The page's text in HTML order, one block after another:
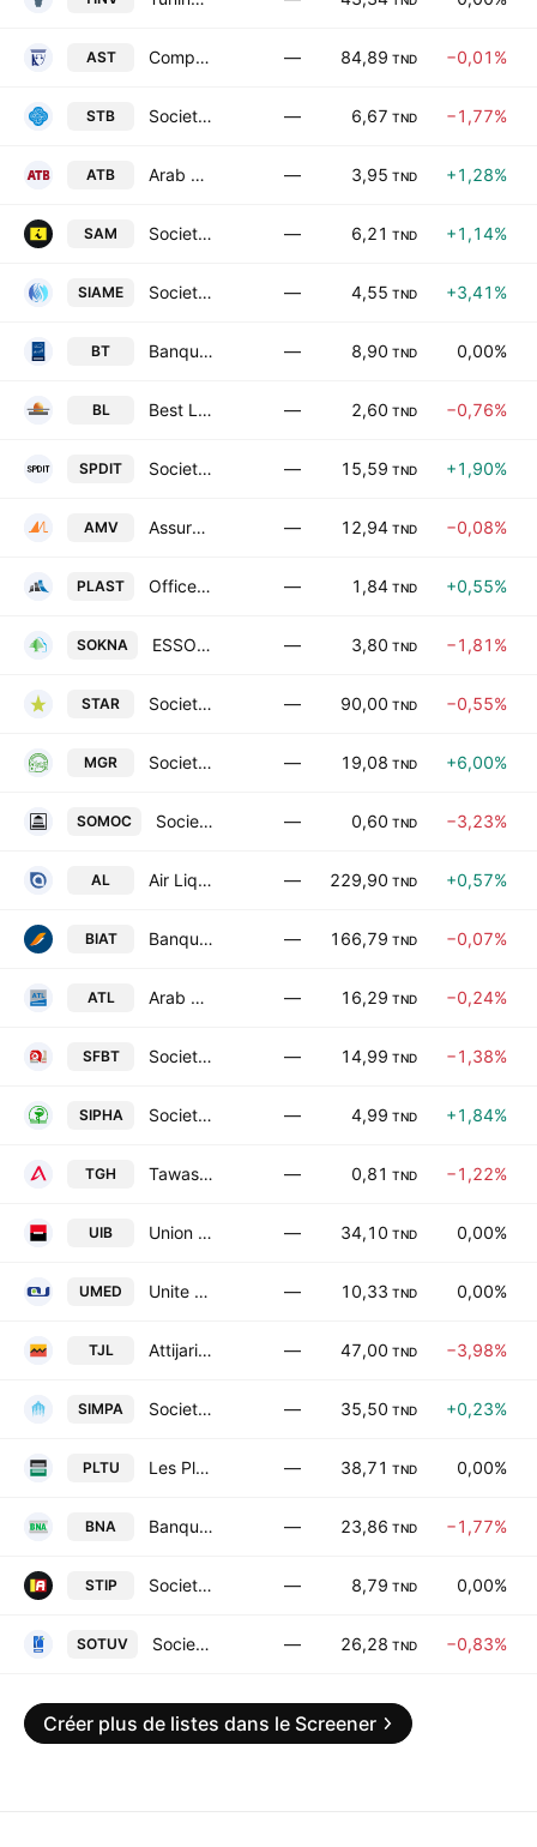
AST Compagnie d'Assurances & de Reassurances SA — 84,89 TND −0,01%
STB Societe Tunisienne de Banque — 6,67 TND −1,77%
ATB Arab Tunisian Bank SA — 3,95 TND +1,28%
SAM Societe Atelier du Meuble Interieurs SA — 6,21 TND +1,14%
SIAME Societe Industrielle d'Appareillage et de Materiels Electriques SA — 4,55 TND +3,41%
BT Banque de Tunisie SA — 8,90 TND 0,00%
BL Best Lease — 2,60 TND −0,76%
SPDIT Societe de Placements et de Developpement Industriel et Touristique SA — 15,59 TND +1,90%
AMV Assurances Maghrebia Vie — 12,94 TND −0,08%
PLAST Office Plast SA — 1,84 TND +0,55%
SOKNA ESSOUKNA Societe Anonyme — 3,80 TND −1,81%
STAR Societe Tunisienne d'Assurances et de Reassurances — 90,00 TND −0,55%
MGR Societe Tunisienne des Marches de Gros SA — 19,08 TND +6,00%
SOMOC Societe moderne de ceramique SA — 0,60 TND −3,23%
AL Air Liquide Tunisie SA — 229,90 TND +0,57%
BIAT Banque Internationale Arabe de Tunisie SA — 166,79 TND −0,07%
ATL Arab Tunisian Lease SA — 16,29 TND −0,24%
SFBT Societe de Fabrication des Boissons de Tunisie SA — 14,99 TND −1,38%
SIPHA Societe des Industries Pharmaceutiques de Tunisie SA — 4,99 TND +1,84%
TGH Tawasol Group Holding SA — 0,81 TND −1,22%
UIB Union Internationale de Banques — 34,10 TND 0,00%
UMED Unite de Fabrication de Medicaments — 10,33 TND 0,00%
TJL Attijari Leasing SA — 47,00 TND −3,98%
SIMPA Societe Immobiliere et de participations SA — 35,50 TND +0,23%
PLTU Les Placements de Tunisie-SICAF SA — 38,71 TND 0,00%
BNA Banque Nationale Agricole — 23,86 TND −1,77%
STIP Societe Tunisienne des Industries de Pneumatiques — 8,79 TND 0,00%
SOTUV Societe Tunisienne de Verreries SA — 26,28 TND −0,83%
Créer plus de listes dans le Screener